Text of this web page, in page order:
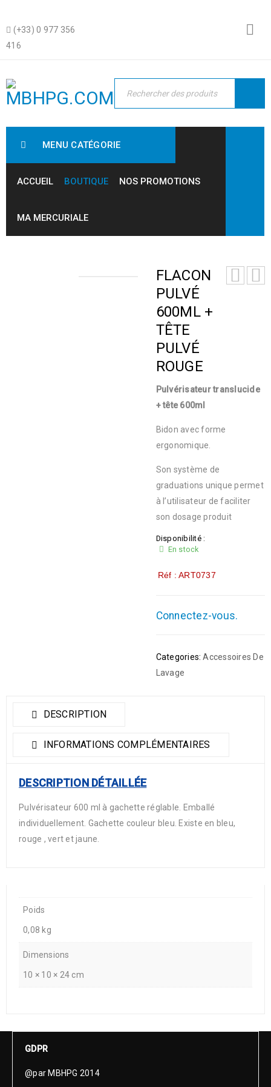
(+33) 0 977 356
416
MENU CATÉGORIE
ACCUEIL BOUTIQUE NOS PROMOTIONS
MA MERCURIALE
FLACON
PULVÉ
600ML +
TÊTE
PULVÉ
ROUGE
Pulvérisateur translucide
+ tête 600ml
Bidon avec forme
ergonomique.
Son système de
graduations unique permet
à l’utilisateur de faciliter
son dosage produit
Disponibilité :
En stock
Réf : ART0737
Connectez-vous.
Categories: Accessoires De
Lavage
DESCRIPTION
INFORMATIONS COMPLÉMENTAIRES
DESCRIPTION DÉTAILLÉE
Pulvérisateur 600 ml à gachette réglable. Emballé
individuellement. Gachette couleur bleu. Existe en bleu,
rouge , vert et jaune.
Poids
0,08 kg
Dimensions
10 × 10 × 24 cm
GDPR
@par MBHPG 2014